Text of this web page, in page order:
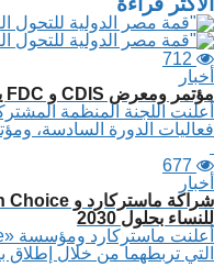
712
أخبار
مؤتمر ومعرض CDIS و FDC يعلنان إطلاق نسخة مشتركة مايو القادم
فعاليات الدورة السادسة،
677
أخبار
للنساء بحلول 2030
التي تربطهما من خلال إطلاق